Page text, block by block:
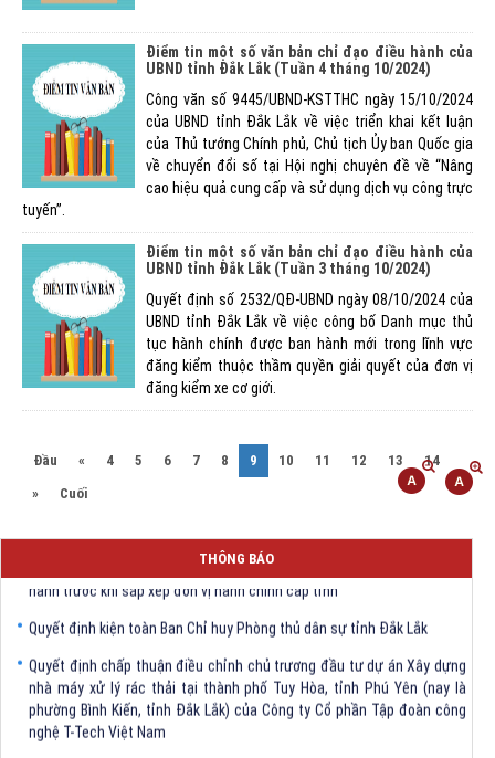
Điểm tin một số văn bản chỉ đạo điều hành của
UBND tỉnh Đắk Lắk (Tuần 4 tháng 10/2024)
Công văn số 9445/UBND-KSTTHC ngày 15/10/2024
của UBND tỉnh Đắk Lắk về việc triển khai kết luận
của Thủ tướng Chính phủ, Chủ tịch Ủy ban Quốc gia
về chuyển đổi số tại Hội nghị chuyên đề về “Nâng
cao hiệu quả cung cấp và sử dụng dịch vụ công trực
tuyến”.
Điểm tin một số văn bản chỉ đạo điều hành của
UBND tỉnh Đắk Lắk (Tuần 3 tháng 10/2024)
Quyết định số 2532/QĐ-UBND ngày 08/10/2024 của
UBND tỉnh Đắk Lắk về việc công bố Danh mục thủ
tục hành chính được ban hành mới trong lĩnh vực
đăng kiểm thuộc thầm quyền giải quyết của đơn vị
đăng kiểm xe cơ giới.
Đầu « 4 5 6 7 8 9 (current)
10 11 12 13
14
»
Cuối
THÔNG BÁO
lĩnh vực khoa học và công nghệ do Ủy ban nhân dân tỉnh Đắk Lắk ban
hành trước khi sắp xếp đơn vị hành chính cấp tỉnh
nhà máy xử lý rác thải tại thành phố Tuy Hòa, tỉnh Phú Yên (nay là
phường Bình Kiến, tỉnh Đắk Lắk) của Công ty Cổ phần Tập đoàn công
nghệ T-Tech Việt Nam